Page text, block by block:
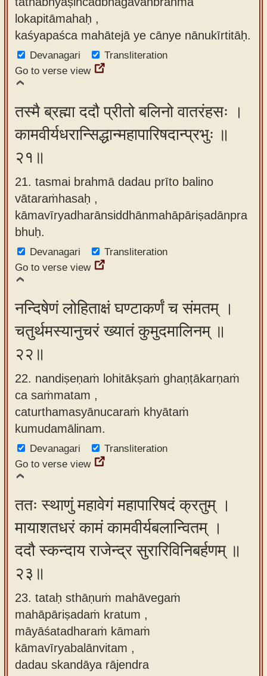
lokapitāmahaḥ ,
kaśyapaśca mahātejā ye cānye nānukīrtitāḥ.
Devanagari
Transliteration
Go to verse view
तस्मै ब्रह्मा ददौ प्रीतो बलिनो वातरंहसः ।
कामवीर्यधरान्सिद्धान्महापारिषदान्प्रभुः ॥
२१॥
21. tasmai brahmā dadau prīto balino
vātaraṁhasaḥ ,
kāmavīryadharānsiddhānmahāpāriṣadānpra
bhuḥ.
Devanagari
Transliteration
Go to verse view
नन्दिषेणं लोहिताक्षं घण्टाकर्णं च संमतम् ।
चतुर्थमस्यानुचरं ख्यातं कुमुदमालिनम् ॥
२२॥
22. nandiṣeṇaṁ lohitākṣaṁ ghaṇṭākarṇaṁ
ca saṁmatam ,
caturthamasyānucaraṁ khyātaṁ
kumudamālinam.
Devanagari
Transliteration
Go to verse view
ततः स्थाणुं महावेगं महापारिषदं क्रतुम् ।
मायाशतधरं कामं कामवीर्यबलान्वितम् ।
ददौ स्कन्दाय राजेन्द्र सुरारिविनिबर्हणम् ॥
२३॥
23. tataḥ sthāṇuṁ mahāvegaṁ
mahāpāriṣadaṁ kratum ,
māyāśatadharaṁ kāmaṁ
kāmavīryabalānvitam ,
dadau skandāya rājendra